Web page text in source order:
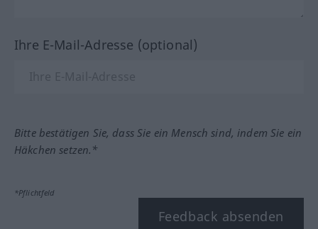
Ihre E-Mail-Adresse (optional)
Bitte bestätigen Sie, dass Sie ein Mensch sind, indem Sie ein
Häkchen setzen.*
*Pflichtfeld
Feedback absenden